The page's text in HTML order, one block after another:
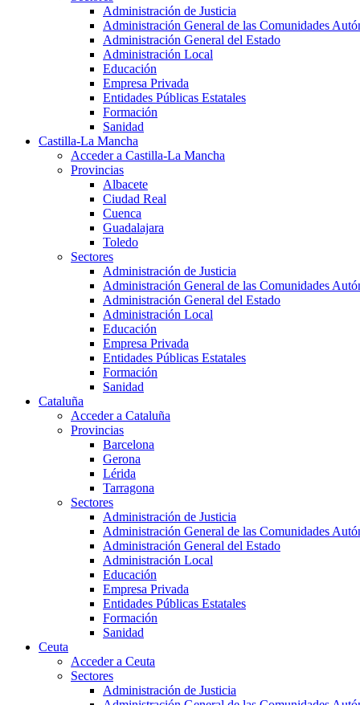
Administración de Justicia
Administración General de las Comunidades
Administración General del Estado
Administración Local
Educación
Empresa Privada
Entidades Públicas Estatales
Formación
Sanidad
Castilla-La Mancha
Acceder a Castilla-La Mancha
Provincias
Albacete
Ciudad Real
Cuenca
Guadalajara
Toledo
Sectores
Administración de Justicia
Administración General de las Comunidades
Administración General del Estado
Administración Local
Educación
Empresa Privada
Entidades Públicas Estatales
Formación
Sanidad
Cataluña
Acceder a Cataluña
Provincias
Barcelona
Gerona
Lérida
Tarragona
Sectores
Administración de Justicia
Administración General de las Comunidades
Administración General del Estado
Administración Local
Educación
Empresa Privada
Entidades Públicas Estatales
Formación
Sanidad
Ceuta
Acceder a Ceuta
Sectores
Administración de Justicia